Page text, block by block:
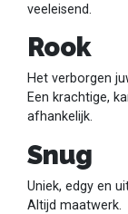
veeleisend.
Rook
Het verborgen
Een krachtige,
afhankelijk.
Snug
Uniek, edgy en
Altijd maatwerk.